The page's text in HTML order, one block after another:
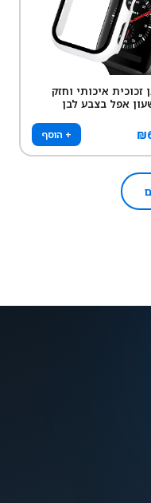
זכוכית איכותי וחזק
אפל בצבע לבן
₪ + הוסף